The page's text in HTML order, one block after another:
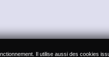
Il utilise aussi des cookies